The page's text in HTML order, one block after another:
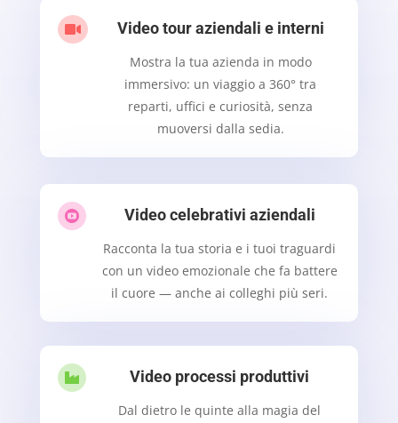
 Video tour aziendali e interni
Mostra la tua azienda in modo
immersivo: un viaggio a 360° tra
reparti, uffici e curiosità, senza
muoversi dalla sedia.
 Video celebrativi aziendali
Racconta la tua storia e i tuoi traguardi
con un video emozionale che fa battere
il cuore — anche ai colleghi più seri.
 Video processi produttivi
Dal dietro le quinte alla magia del